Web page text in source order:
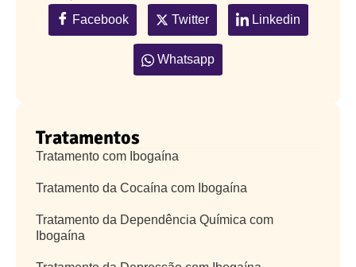
Facebook Twitter Linkedin
Whatsapp
Tratamentos
Tratamento com Ibogaína
Tratamento da Cocaína com Ibogaína
Tratamento da Dependência Química com
Ibogaína